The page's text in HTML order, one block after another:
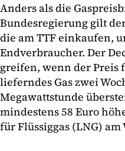
Anders als die
Bundesregierung gilt
die am TTF einkaufen,
Endverbraucher. Der
greifen, wenn der Preis
lieferndes Gas zwei
Megawattstunde
mindestens 58 Euro
für Flüssiggas (LNG)